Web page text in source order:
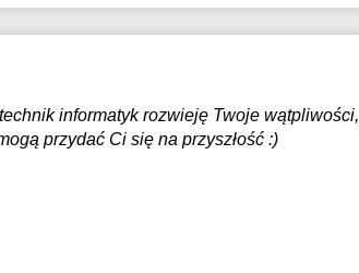
informatyk rozwieję Twoje wątpliwości,
przydać Ci się na przyszłość :)